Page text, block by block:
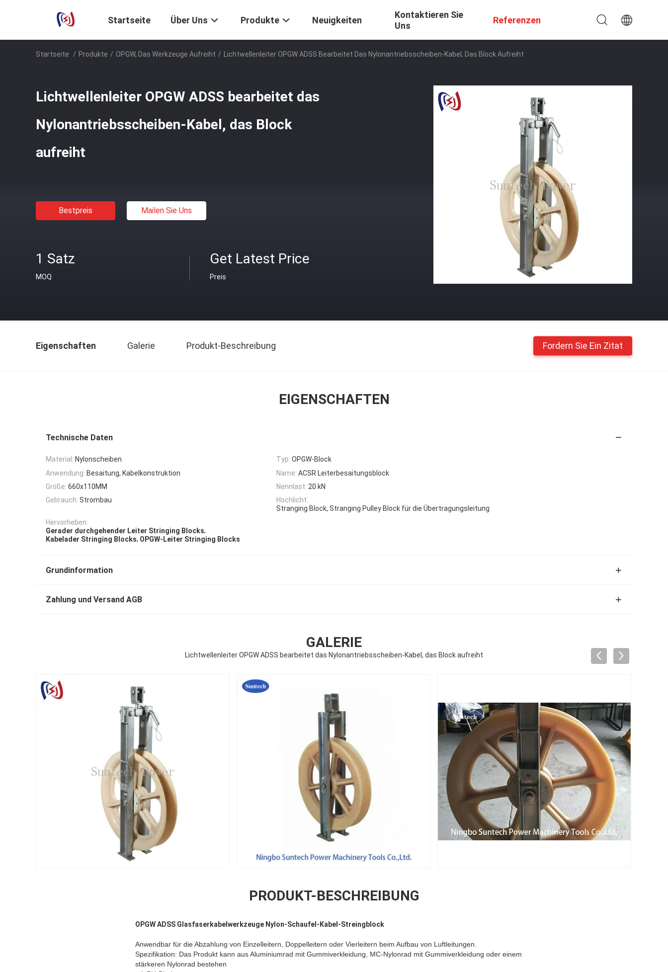
Startseite Über Uns Produkte Neuigkeiten
Kontaktieren Sie
Uns
Referenzen
Startseite / Produkte / OPGW, Das Werkzeuge Aufreiht / Lichtwellenleiter OPGW ADSS Bearbeitet Das Nylonantriebsscheiben-Kabel, Das Block Aufreiht
Lichtwellenleiter OPGW ADSS bearbeitet das
Nylonantriebsscheiben-Kabel, das Block
aufreiht
Bestpreis Mailen Sie Uns
1 Satz
MOQ
Get Latest Price
Preis
Eigenschaften Galerie Produkt-Beschreibung Fordern Sie Ein Zitat
EIGENSCHAFTEN
Technische Daten
Material: Nylonscheiben Typ: OPGW-Block
Anwendung: Besaitung, Kabelkonstruktion Name: ACSR Leiterbesaitungsblock
Größe: 660x110MM Nennlast: 20 kN
Gebrauch: Strombau
Hochlicht:
Stranging Block, Stranging Pulley Block für die Übertragungsleitung
Hervorheben:
Gerader durchgehender Leiter Stringing Blocks,
Kabelader Stringing Blocks, OPGW-Leiter Stringing Blocks
Grundinformation
Zahlung und Versand AGB
GALERIE
Lichtwellenleiter OPGW ADSS bearbeitet das Nylonantriebsscheiben-Kabel, das Block aufreiht
PRODUKT-BESCHREIBUNG
OPGW ADSS Glasfaserkabelwerkzeuge Nylon-Schaufel-Kabel-Streingblock
Anwendbar für die Abzahlung von Einzelleitern, Doppelleitern oder Vierleitern beim Aufbau von Luftleitungen.
Spezifikation: Das Produkt kann aus Aluminiumrad mit Gummiverkleidung, MC-Nylonrad mit Gummiverkleidung oder einem
stärkeren Nylonrad bestehen